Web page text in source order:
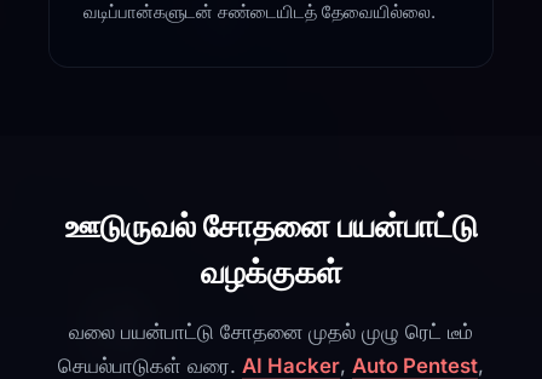
வடிப்பான்களுடன் சண்டையிடத் தேவையில்லை.
ஊடுருவல் சோதனை பயன்பாட்டு
வழக்குகள்
வலை பயன்பாட்டு சோதனை முதல் முழு ரெட் டீம்
செயல்பாடுகள் வரை. AI Hacker, Auto Pentest,